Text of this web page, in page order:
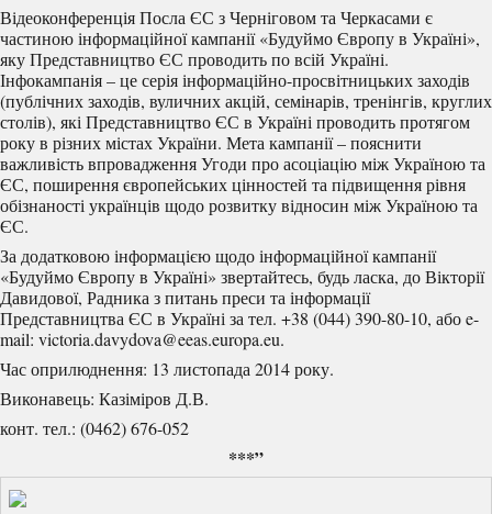
Відеоконференція Посла ЄС з Черніговом та Черкасами є
частиною інформаційної кампанії «Будуймо Європу в Україні»,
яку Представництво ЄС проводить по всій Україні.
Інфокампанія – це серія інформаційно-просвітницьких заходів
(публічних заходів, вуличних акцій, семінарів, тренінгів, круглих
столів), які Представництво ЄС в Україні проводить протягом
року в різних містах України. Мета кампанії – пояснити
важливість впровадження Угоди про асоціацію між Україною та
ЄС, поширення європейських цінностей та підвищення рівня
обізнаності українців щодо розвитку відносин між Україною та
ЄС.
За додатковою інформацією щодо інформаційної кампанії
«Будуймо Європу в Україні» звертайтесь, будь ласка, до Вікторії
Давидової, Радника з питань преси та інформації
Представництва ЄС в Україні за тел. +38 (044) 390-80-10, або e-
mail: victoria.davydova@eeas.europa.eu.
Час оприлюднення: 13 листопада 2014 року.
Виконавець: Казіміров Д.В.
конт. тел.: (0462) 676-052
***”